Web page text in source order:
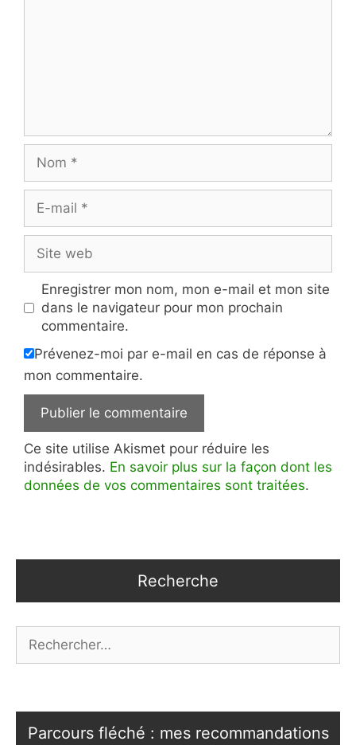
mail
web
Enregistrer mon nom, mon e-mail et mon site
dans le navigateur pour mon prochain
commentaire.
Prévenez-moi par e-mail en cas de réponse à
mon commentaire.
Ce site utilise Akismet pour réduire les
indésirables. En savoir plus sur la façon dont les
données de vos commentaires sont traitées.
Recherche
Parcours fléché : mes recommandations